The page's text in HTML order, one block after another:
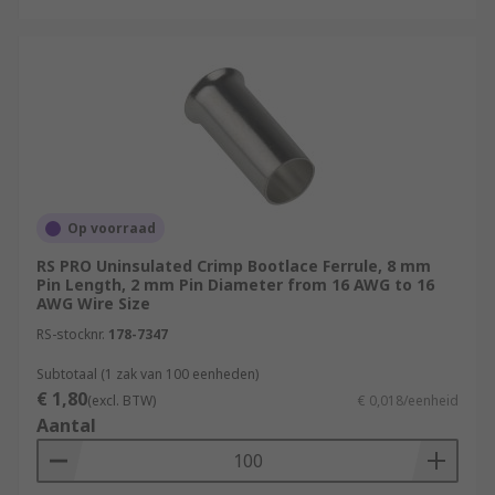
Op voorraad
RS PRO Uninsulated Crimp Bootlace Ferrule, 8 mm
Pin Length, 2 mm Pin Diameter from 16 AWG to 16
AWG Wire Size
RS-stocknr. 178-7347
Subtotaal (1 zak van 100 eenheden)
€ 1,80(excl. BTW) € 0,018/eenheid
Aantal